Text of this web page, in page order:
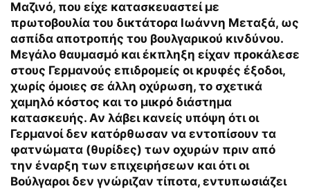
Μαζινό, που είχε κατασκευαστεί με
πρωτοβουλία του δικτάτορα Ιωάννη Μεταξά, ως
ασπίδα αποτροπής του βουλγαρικού κινδύνου.
Μεγάλο θαυμασμό και έκπληξη είχαν προκάλεσε
στους Γερμανούς επιδρομείς οι κρυφές έξοδοι,
χωρίς όμοιες σε άλλη οχύρωση, το σχετικά
χαμηλό κόστος και το μικρό διάστημα
κατασκευής. Αν λάβει κανείς υπόψη ότι οι
Γερμανοί δεν κατόρθωσαν να εντοπίσουν τα
φατνώματα (θυρίδες) των οχυρών πριν από
την έναρξη των επιχειρήσεων και ότι οι
Βούλγαροι δεν γνώριζαν τίποτα, εντυπωσιάζει